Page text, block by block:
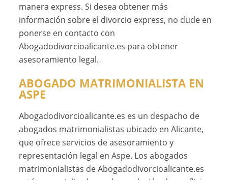
manera express. Si desea obtener más
información sobre el divorcio express, no dude en
ponerse en contacto con
Abogadodivorcioalicante.es para obtener
asesoramiento legal.
ABOGADO MATRIMONIALISTA EN
ASPE
Abogadodivorcioalicante.es es un despacho de
abogados matrimonialistas ubicado en Alicante,
que ofrece servicios de asesoramiento y
representación legal en Aspe. Los abogados
matrimonialistas de Abogadodivorcioalicante.es